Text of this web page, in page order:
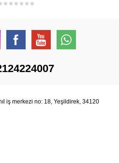
iş merkezi no: 18, Yeşildirek, 34120